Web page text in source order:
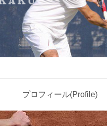
プロフィール(Profile)